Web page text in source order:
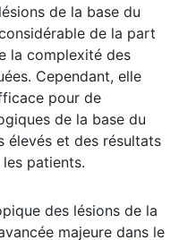
de la base du
de la part
la complexité des
Cependant, elle
pour de
de la base du
élevés et des résultats
patients.
des lésions de la
majeure dans le